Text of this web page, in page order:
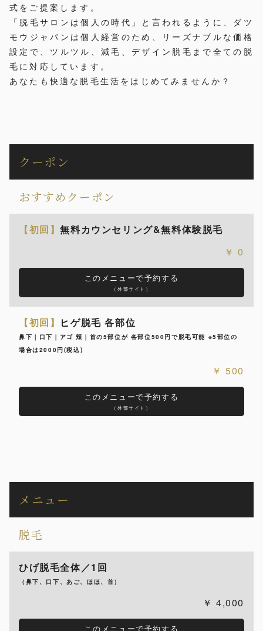
式をご提案します。
「脱毛サロンは個人の時代」と言われるように、ダツ
モウジャパンは個人経営のため、リーズナブルな価格
設定で、ツルツル、減毛、デザイン脱毛まで全ての脱
毛に対応しています。
あなたも快適な脱毛生活をはじめてみませんか？
クーポン
おすすめクーポン
【初回】無料カウンセリング&無料体験脱毛
0
このメニューで予約する
（外部サイト）
【初回】 ヒゲ脱毛 各部位
鼻下｜口下｜アゴ 頬｜首の5部位が 各部位500円で脱毛可能 ※5部位の
場合は2000円(税込)
500
このメニューで予約する
（外部サイト）
メニュー
脱毛
ひげ脱毛全体／1回
（鼻下、口下、あご、ほほ、首）
4,000
このメニューで予約する